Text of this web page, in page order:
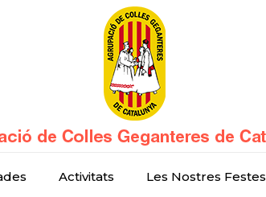
Activitats Les Nostres Festes